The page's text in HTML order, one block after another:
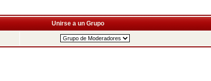
Unirse a un Grupo